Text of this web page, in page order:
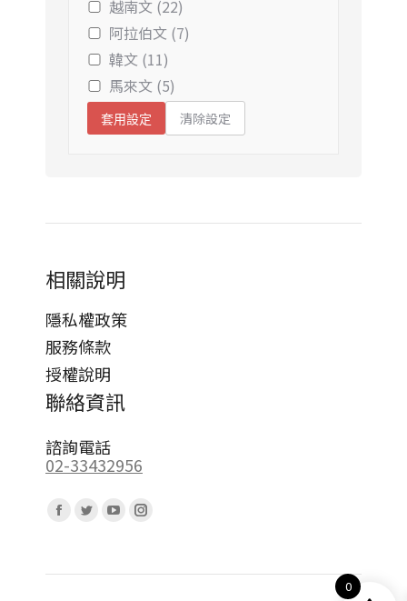
越南文 (22)
阿拉伯文 (7)
韓文 (11)
馬來文 (5)
套用設定 清除設定
相關說明
隱私權政策
服務條款
授權說明
聯絡資訊
諮詢電話
02-33432956
Facebook
opens
Twitter
opens
YouTube
opens
Instagram
opens
0